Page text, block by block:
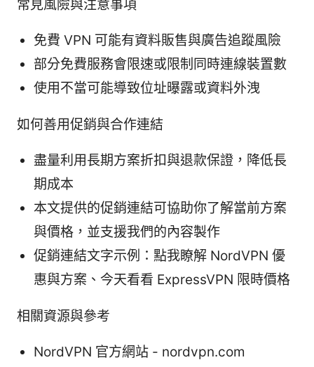
常見風險與注意事項
免費 VPN 可能有資料販售與廣告追蹤風險
部分免費服務會限速或限制同時連線裝置數
使用不當可能導致位址曝露或資料外洩
如何善用促銷與合作連結
盡量利用長期方案折扣與退款保證，降低長
期成本
本文提供的促銷連結可協助你了解當前方案
與價格，並支援我們的內容製作
促銷連結文字示例：點我瞭解 NordVPN 優
惠與方案、今天看看 ExpressVPN 限時價格
相關資源與參考
NordVPN 官方網站 - nordvpn.com